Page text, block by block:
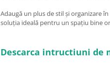
Adaugă un plus de stil și organizare
soluția ideală pentru un spațiu bine
Descarca intructiuni de